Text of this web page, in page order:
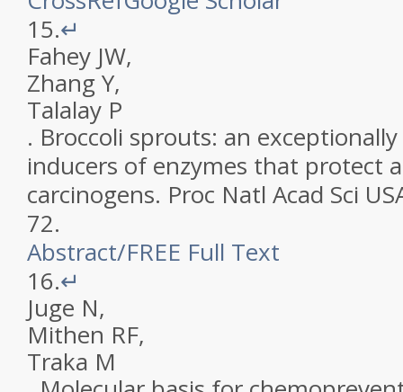
15.↵
Fahey JW,
ZhangY,
Talalay P
. Broccoli sprouts: an
inducers of enzymes that protect
carcinogens. Proc Natl Acad Sci
72.
Abstract/FREE Full Text
16.↵
Juge N,
Mithen RF,
Traka M